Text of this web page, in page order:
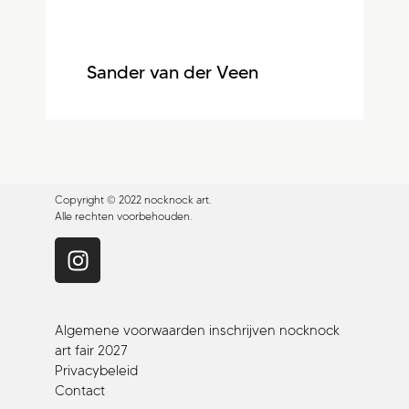
Sander van der Veen
Copyright © 2022 nocknock art.
Alle rechten voorbehouden.
Algemene voorwaarden inschrijven nocknock
art fair 2027
Privacybeleid
Contact